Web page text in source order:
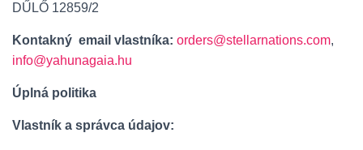
DŰLŐ 12859/2
Kontakný email vlastníka: orders@stellarnations.com,
info@yahunagaia.hu
Úplná politika
Vlastník a správca údajov: